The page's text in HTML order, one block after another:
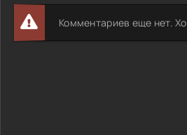
Комментариев еще нет.